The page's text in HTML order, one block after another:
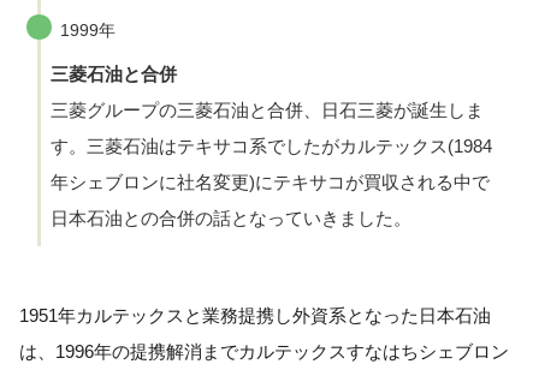
1999年
三菱石油と合併
三菱グループの三菱石油と合併、日石三菱が誕生しま
す。三菱石油はテキサコ系でしたがカルテックス(1984
年シェブロンに社名変更)にテキサコが買収される中で
日本石油との合併の話となっていきました。
1951年カルテックスと業務提携し外資系となった日本石油
は、1996年の提携解消までカルテックスすなはちシェブロン